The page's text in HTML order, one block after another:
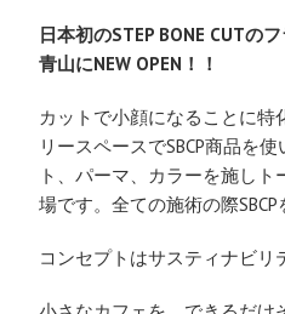
日本初のSTEP BONE CUTの
青山にNEW OPEN！！
カットで小顔になることに特
リースペースでSBCP商品を
ト、パーマ、カラーを施し
場です。全ての施術の際SBCP
コンセプトはサスティナビリ